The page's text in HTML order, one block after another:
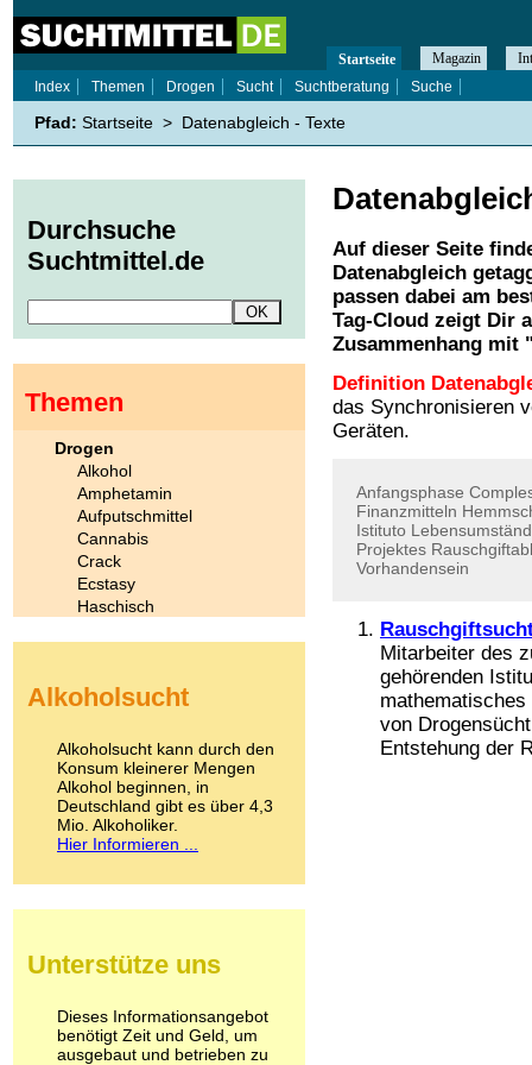
Auf dieser Seite
Datenabgleich
passen dabei am
Tag-Cloud zeigt Dir
Zusammenhang mit
Definition
das Synchronisieren
Geräten.
Anfangsphase
Finanzmitteln
Istituto
Projektes
Vorhandensein
Mitarbeiter des
gehörenden
von
Entstehung der
Startseite Magazin
Index
Themen Drogen Sucht Suchtberatung Suche
Pfad: Startseite > Datenabgleich - Texte
Durchsuche
Suchtmittel.de
Themen
Drogen
Alkohol
Amphetamin
Aufputschmittel
Cannabis
Crack
Ecstasy
Haschisch
Kokain
LSD
Marihuana
Medikamente
Meskalin
Metamphetamin
Methadon
Pilze
Psychopharmaka
Schlafmittel
Schmerzmittel
Alkoholsucht
Alkoholsucht kann durch den
Konsum kleinerer Mengen
Alkohol beginnen, in
Deutschland gibt es über 4,3
Mio. Alkoholiker.
Hier Informieren ...
Unterstütze uns
Dieses Informationsangebot
benötigt Zeit und Geld, um
ausgebaut und betrieben zu